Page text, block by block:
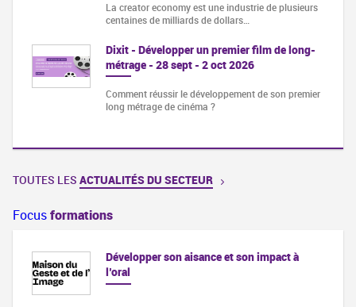
La creator economy est une industrie de plusieurs
centaines de milliards de dollars…
Dixit - Développer un premier film de long-
métrage - 28 sept - 2 oct 2026
Comment réussir le développement de son premier
long métrage de cinéma ?
TOUTES LES ACTUALITÉS DU SECTEUR
Focusformations
Développer son aisance et son impact à
l’oral